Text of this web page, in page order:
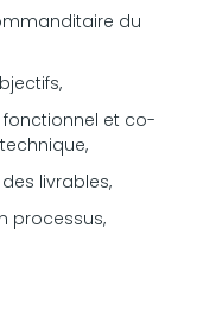
du
fonctionnel et co-
livrables,
processus,